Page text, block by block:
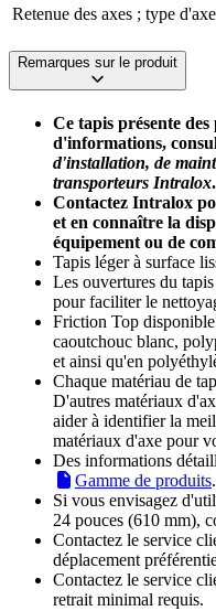
Retenue des axes ; type d'axe
Remarques sur le produit
Ce tapis présente
d'informations,
d'installation, de
transporteurs Intralox.
Contactez Intralox
et en connaître la
équipement ou de
Tapis léger à surface
Les ouvertures du
pour faciliter le
Friction Top
caoutchouc blanc,
et ainsi qu'en
Chaque matériau de
D'autres matériaux
aider à identifier la
matériaux d'axe pour
Des informations
Gamme de produits.
Si vous envisagez
24 pouces (610 mm),
Contactez le service
déplacement
Contactez le service
retrait minimal requis.